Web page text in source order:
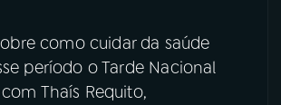
X
como cuidar da saúde
período o Tarde Nacional
Thaís Requito,